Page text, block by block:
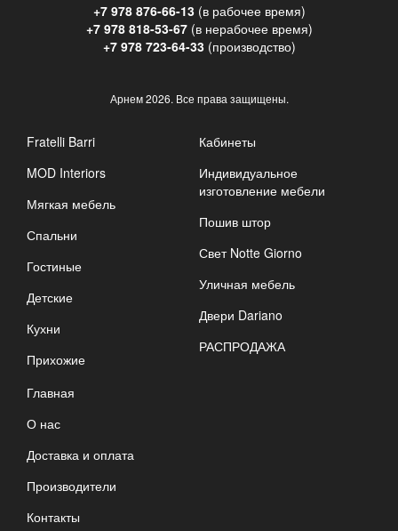
+7 978 876-66-13(в рабочее время)
+7 978 818-53-67(в нерабочее время)
+7 978 723-64-33(производство)
Арнем2026. Все права защищены.
Fratelli Barri
MOD Interiors
Мягкая мебель
Спальни
Гостиные
Детские
Кухни
Прихожие
Кабинеты
Индивидуальное
изготовление мебели
Пошив штор
Свет Notte Giorno
Уличная мебель
Двери Dariano
РАСПРОДАЖА
Главная
О нас
Доставка и оплата
Производители
Контакты